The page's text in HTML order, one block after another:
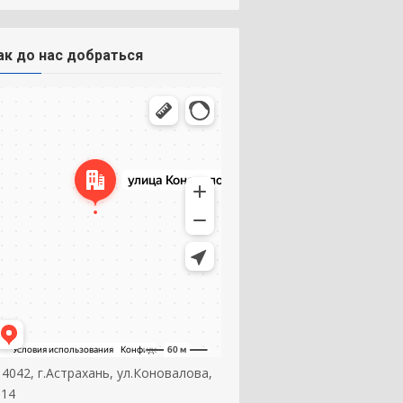
до нас добраться
г.Астрахань, ул.Коновалова,